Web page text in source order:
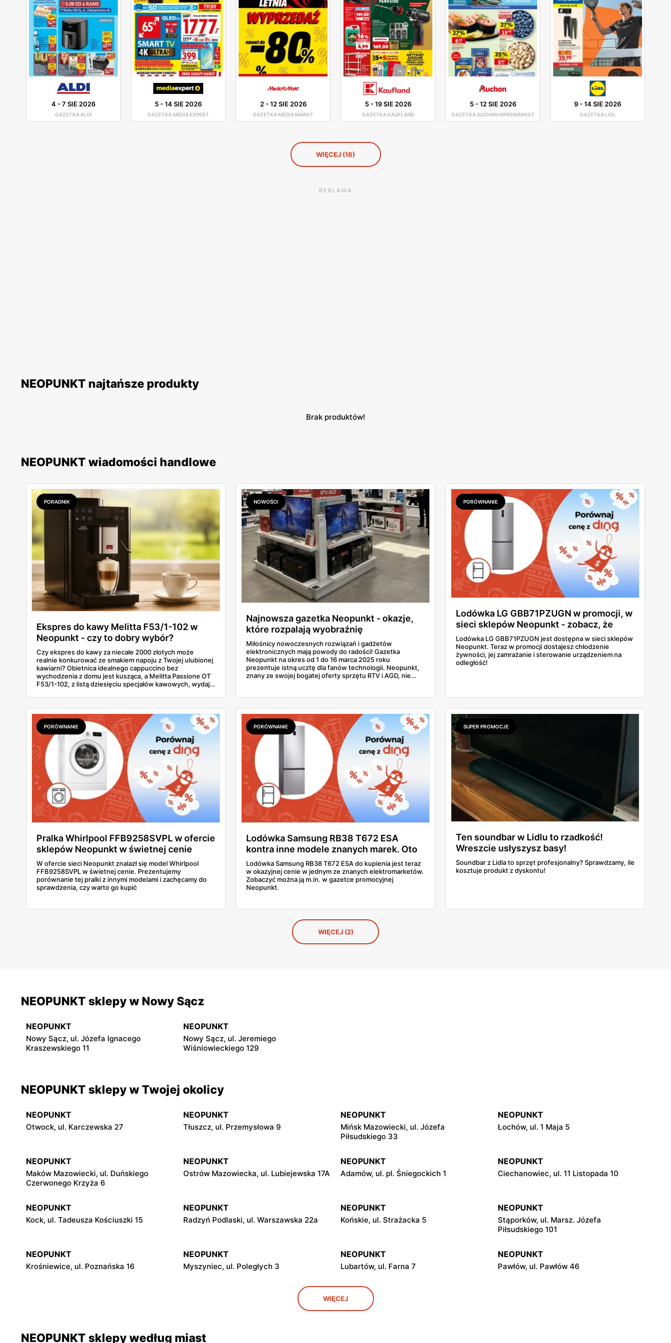
4 -7 SIE 2026
GAZETKA ALDI
5-14 SIE 2026
GAZETKA MEDIA EXPERT
2-12 SIE 2026
GAZETKA MEDIA MARKT
5-19 SIE 2026
GAZETKA KAUFLAND
5-12 SIE 2026
GAZETKA AUCHAN HIPERMARKET
9-14 SIE 2026
GAZETKA LIDL
WIĘCEJ (16)
REKLAMA
NEOPUNKT najtańsze produkty
Brak produktów!
NEOPUNKT wiadomości handlowe
PORADNIK
Ekspres do kawy Melitta F53/1-102 w
Neopunkt - czy to dobry wybór?
Czy ekspres do kawy za niecałe 2000 złotych może
realnie konkurować ze smakiem napoju z Twojej ulubionej
kawiarni? Obietnica idealnego cappuccino bez
wychodzenia z domu jest kusząca, a Melitta Passione OT
F53/1-102, z listą dziesięciu specjałów kawowych, wydaje
hasłami kryje się realna wartość? W tej analizie bierzemy
go pod lupę – sprawdzamy smak, testujemy funkcje i bez
ogródek wskazujemy, gdzie tkwią jego mocne, a gdzie
słabe strony. Zaczynamy.
NOWOŚCI
Najnowsza gazetka Neopunkt - okazje,
które rozpalają wyobraźnię
Miłośnicy nowoczesnych rozwiązań i gadżetów
elektronicznych mają powody do radości! Gazetka
Neopunkt na okres od 1 do 16 marca 2025 roku
prezentuje istną ucztę dla fanów technologii. Neopunkt,
znany ze swojej bogatej oferty sprzętu RTV i AGD, nie
wiodących marek. Warto zaznaczyć, że gazetka Neopunkt
to nie tylko katalog produktów, ale prawdziwe
kompendium wiedzy dla osób poszukujących najlepszych
rozwiązań technologicznych do swojego domu. Eksperci
z Neopunktu starannie wyselekcjonowali produkty, które
nie tylko spełniają najwyższe standardy jakości, ale
również odpowiadają na aktualne trendy i potrzeby
konsumentów.
PORÓWNANIE
Lodówka LG GBB71PZUGN w promocji, w
sieci sklepów Neopunkt - zobacz, że
warto!
Lodówka LG GBB71PZUGN jest dostępna w sieci sklepów
Neopunkt. Teraz w promocji dostajesz chłodzenie
żywności, jej zamrażanie i sterowanie urządzeniem na
odległość!
PORÓWNANIE
Pralka Whirlpool FFB9258SVPL w ofercie
sklepów Neopunkt w świetnej cenie
W ofercie sieci Neopunkt znalazł się model Whirlpool
FFB9258SVPL w świetnej cenie. Prezentujemy
porównanie tej pralki z innymi modelami i zachęcamy do
sprawdzenia, czy warto go kupić
PORÓWNANIE
Lodówka Samsung RB38 T672 ESA
kontra inne modele znanych marek. Oto
jak wypada na ich tle!
Lodówka Samsung RB38 T672 ESA do kupienia jest teraz
w okazyjnej cenie w jednym ze znanych elektromarketów.
Zobaczyć można ją m.in. w gazetce promocyjnej
Neopunkt.
SUPER PROMOCJE
Ten soundbar w Lidlu to rzadkość!
Wreszcie usłyszysz basy!
Soundbar z Lidla to sprzęt profesjonalny? Sprawdzamy, ile
kosztuje produkt z dyskontu!
WIĘCEJ (2)
NEOPUNKT sklepy w Nowy Sącz
NEOPUNKT
Nowy Sącz, ul. Józefa Ignacego
Kraszewskiego 11
NEOPUNKT
Nowy Sącz, ul. Jeremiego
Wiśniowieckiego 129
NEOPUNKT sklepy w Twojej okolicy
NEOPUNKT
Otwock, ul. Karczewska 27
NEOPUNKT
Tłuszcz, ul. Przemysłowa 9
NEOPUNKT
Mińsk Mazowiecki, ul. Józefa
Piłsudskiego 33
NEOPUNKT
Łochów, ul. 1 Maja 5
NEOPUNKT
Maków Mazowiecki, ul. Duńskiego
Czerwonego Krzyża 6
NEOPUNKT
Ostrów Mazowiecka, ul. Lubiejewska 17A
NEOPUNKT
Adamów, ul. pl. Śniegockich 1
NEOPUNKT
Ciechanowiec, ul. 11 Listopada 10
NEOPUNKT
Kock, ul. Tadeusza Kościuszki 15
NEOPUNKT
Radzyń Podlaski, ul. Warszawska 22a
NEOPUNKT
Końskie, ul. Strażacka 5
NEOPUNKT
Stąporków, ul. Marsz. Józefa
Piłsudskiego 101
NEOPUNKT
Krośniewice, ul. Poznańska 16
NEOPUNKT
Myszyniec, ul. Poległych 3
NEOPUNKT
Lubartów, ul. Farna 7
NEOPUNKT
Pawłów, ul. Pawłów 46
NEOPUNKT
Łask, ul. pl. 11 Listopada 27
Lubraniec, ul. Mickiewicza 32 Izbica Kujawska, ul. Augustowska 3
WIĘCEJ
NEOPUNKT sklepy według miast